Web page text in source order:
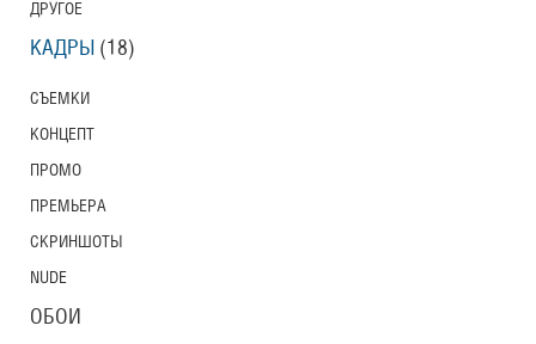
ДРУГОЕ
КАДРЫ (18)
СЪЕМКИ
КОНЦЕПТ
ПРОМО
ПРЕМЬЕРА
СКРИНШОТЫ
NUDE
ОБОИ